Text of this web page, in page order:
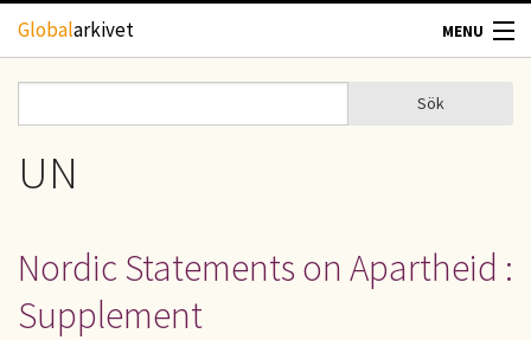
Hoppa till huvudinnehåll
Globalarkivet MENU
TIDSKRIFTER
UPPHOVSRÄTT
Sökformulär
Sök
UN
Nordic Statements on Apartheid :
Supplement